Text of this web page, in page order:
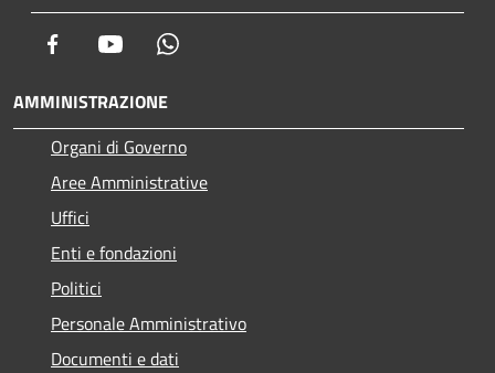
Facebook Youtube
AMMINISTRAZIONE
Organi di Governo
Aree Amministrative
Uffici
Enti e fondazioni
Politici
Personale Amministrativo
Documenti e dati